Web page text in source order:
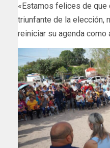
«Estamos felices de
triunfante de la elección,
reiniciar su agenda como